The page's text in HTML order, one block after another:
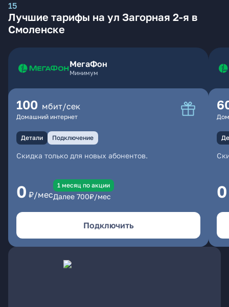
15
Лучшие тарифы на ул Загорная 2-я в
Смоленске
МегаФон
Минимум
100 мбит/сек
Домашний интернет
Детали Подключение
Скидка только для новых абонентов.
0 ₽/мес
1 месяц по акции
Далее 700₽/мес
Подключить
0